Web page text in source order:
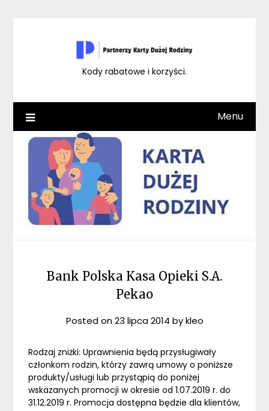
Kody rabatowe i korzyści.
Menu
Bank Polska Kasa Opieki S.A.
Pekao
Posted on23 lipca 2014 bykleo
Rodzaj zniżki: Uprawnienia będą przysługiwały
członkom rodzin, którzy zawrą umowy o poniższe
produkty/usługi lub przystąpią do poniżej
wskazanych promocji w okresie od 1.07.2019 r. do
31.12.2019 r. Promocja dostępna będzie dla klientów,